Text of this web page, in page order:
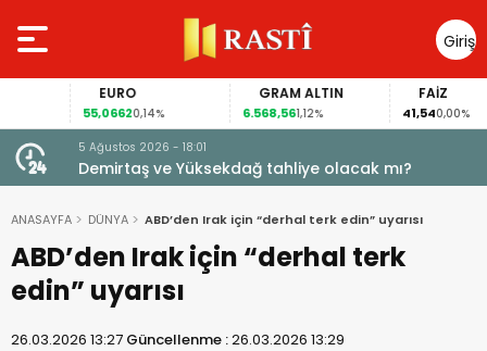
Giriş
Yap
EURO
55,06620,14%
GRAM ALTIN
6.568,561,12%
FAİZ
41,540,00%
5 Ağustos 2026 - 18:01
Demirtaş ve Yüksekdağ tahliye olacak mı?
ANASAYFA DÜNYA ABD’den Irak için “derhal terk edin” uyarısı
ABD’den Irak için “derhal terk
edin” uyarısı
26.03.2026 13:27 Güncellenme :26.03.2026 13:29